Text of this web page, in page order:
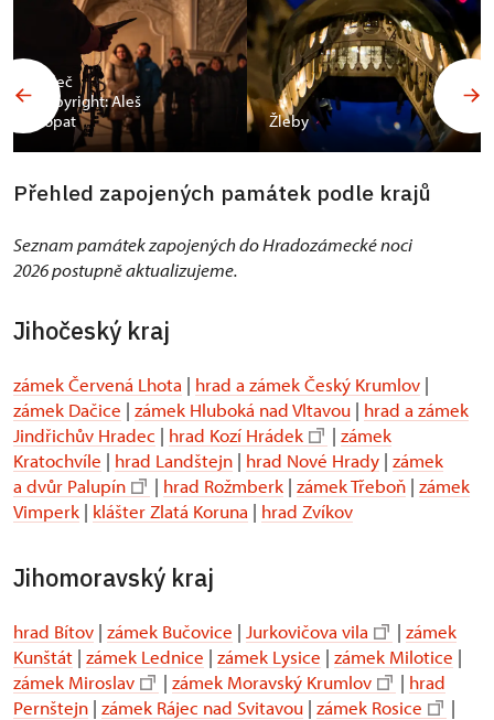
Valeč
Copyright: Aleš
Vopat
Žleby
Přehled zapojených památek podle krajů
Seznam památek zapojených do Hradozámecké noci
2026 postupně aktualizujeme.
Jihočeský kraj
zámek Červená Lhota | hrad a zámek Český Krumlov |
zámek Dačice | zámek Hluboká nad Vltavou | hrad a zámek
Jindřichův Hradec | hrad Kozí Hrádek | zámek
Kratochvíle | hrad Landštejn | hrad Nové Hrady | zámek
a dvůr Palupín
| hrad Rožmberk | zámek Třeboň | zámek
Vimperk | klášter Zlatá Koruna | hrad Zvíkov
Jihomoravský kraj
hrad Bítov | zámek Bučovice | Jurkovičova vila | zámek
Kunštát | zámek Lednice | zámek Lysice | zámek Milotice |
zámek Miroslav
| zámek Moravský Krumlov | hrad
Pernštejn | zámek Rájec nad Svitavou | zámek Rosice |